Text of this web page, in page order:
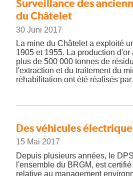
Surveillance des
du Châtelet
30 Juni 2017
La mine du Châtelet a exploité
1905 et 1955. La production
plus de 500 000 tonnes de
l'extraction et du traitement du
réhabilitation ont été réalisés
Des véhicules
15 Mai 2017
Depuis plusieurs années, le
l'ensemble du BRGM, est
relative au management